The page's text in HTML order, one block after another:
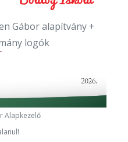
Alapkezelő